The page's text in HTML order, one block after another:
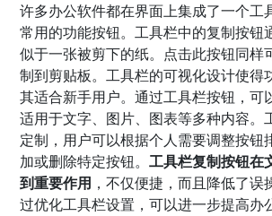
许多办公软件都在界面上集成了一个工
常用的功能按钮。工具栏中的复制按钮
似于一张被剪下的纸。点击此按钮同样
制到剪贴板。工具栏的可视化设计使得
其适合新手用户。通过工具栏按钮，可
适用于文字、图片、图表等多种内容。
定制，用户可以根据个人需要调整按钮
加或删除特定按钮。工具栏复制按钮在
到重要作用 ，不仅便捷，而且降低了误
过优化工具栏设置，可以进一步提高办